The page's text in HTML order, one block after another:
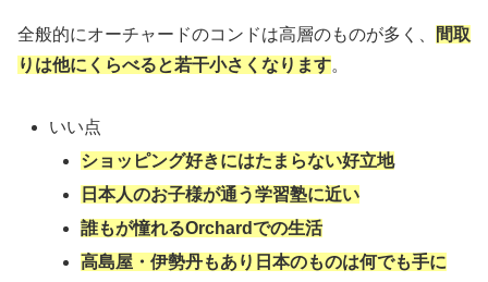
全般的にオーチャードのコンドは高層のものが多く、
間取
りは他にくらべると若干小さくなります。
いい点
ショッピング好きにはたまらない好立地
日本人のお子様が通う学習塾に近い
誰もが憧れるOrchardでの生活
高島屋・伊勢丹もあり日本のものは何でも手に